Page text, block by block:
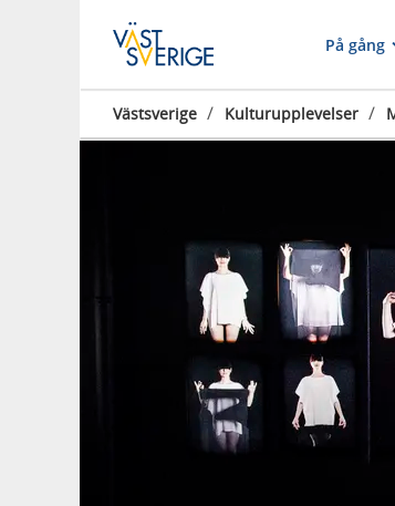
På gång
Västsverige / Kulturupplevelser /